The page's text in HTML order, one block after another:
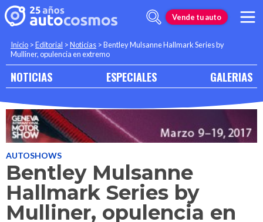
Vende tu auto
Inicio >Editorial >Noticias >Bentley Mulsanne Hallmark Series by
Mulliner, opulencia en extremo
NOTICIAS ESPECIALES GALERIAS
AUTOSHOWS
Bentley Mulsanne
Hallmark Series by
Mulliner, opulencia en